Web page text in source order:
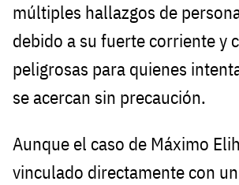
múltiples hallazgos de
debido a su fuerte corriente y
peligrosas para quienes
se acercan sin precaución.
Aunque el caso de Máximo
vinculado directamente con